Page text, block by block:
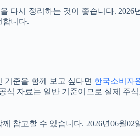
시 정리하는 것이 좋습니다.
합니다.
기준을 함께 보고 싶다면 한국소비자
자료는 일반 기준이므로 실제 주
께 참고할 수 있습니다. 2026년06월